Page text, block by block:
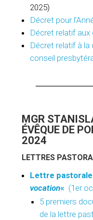
2025)
Décret pour
Décret relatif aux
Décret relatif à
conseil
MGR
ÉVÊQUE DE
2024
LETTRES
Lettre pastorale
vocation« (1er
5 premiers
de la lettre